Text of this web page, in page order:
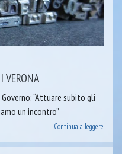
VERONA
Governo: “Attuare subito gli
un incontro”
Continua a leggere